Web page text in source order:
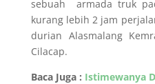
sebuah armada truk
kurang lebih 2 jam
durian Alasmalang
Cilacap.
Baca Juga : Istimewanya